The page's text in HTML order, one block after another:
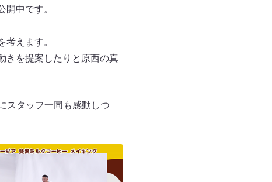
中です。
えます。
きを提案したりと原西の真
スタッフ一同も感動しつ